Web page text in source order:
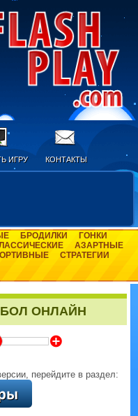
ИГРУ КОНТАКТЫ
БРОДИЛКИ
ГОНКИ
АЗАРТНЫЕ
СТРАТЕГИИ
ОНЛАЙН
Z
перейдите в раздел: